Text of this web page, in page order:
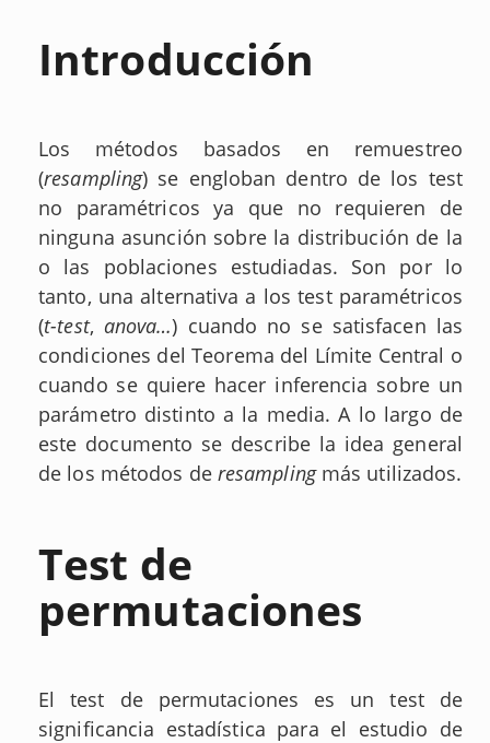
Introducción
Los métodos basados en remuestreo
(resampling) se engloban dentro de los test
no paramétricos ya que no requieren de
ninguna asunción sobre la distribución de la
o las poblaciones estudiadas. Son por lo
tanto, una alternativa a los test paramétricos
(t-test, anova…) cuando no se satisfacen las
condiciones del Teorema del Límite Central o
cuando se quiere hacer inferencia sobre un
parámetro distinto a la media. A lo largo de
este documento se describe la idea general
de los métodos de resamplingmás utilizados.
Test de
permutaciones
El test de permutaciones es un test de
significancia estadística para el estudio de